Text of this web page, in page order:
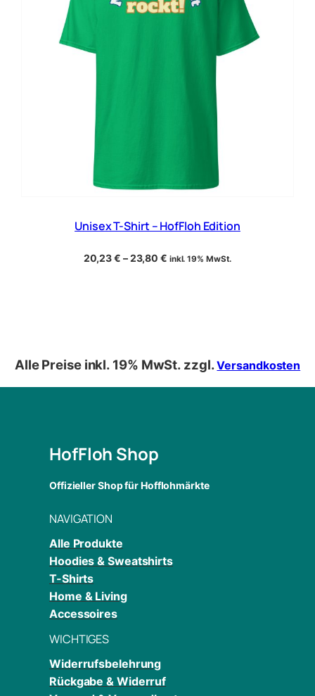
Unisex T-Shirt – HofFloh Edition
20,23€ –23,80€ inkl. 19% MwSt.
Alle Preise inkl. 19% MwSt. zzgl.Versandkosten
HofFloh Shop
Offizieller Shop für Hofflohmärkte
NAVIGATION
Alle Produkte
Hoodies & Sweatshirts
T-Shirts
Home & Living
Accessoires
WICHTIGES
Widerrufsbelehrung
Rückgabe & Widerruf